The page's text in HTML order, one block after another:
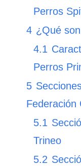
Perros
4 ¿Qué
4.1
Perros
5
Federación
5.1
Trineo
5.2